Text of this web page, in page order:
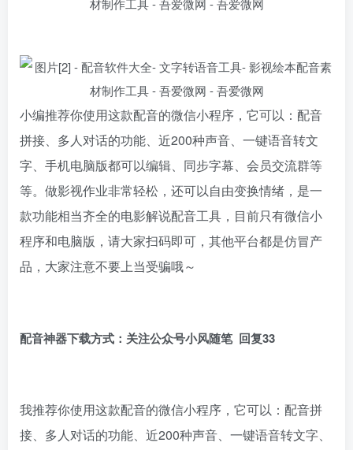
小编推荐你使用这款配音的微信小程序，它可以：配音
拼接、多人对话的功能、近200种声音、一键语音转文
字、手机电脑版都可以编辑、同步字幕、会员交流群等
等。做影视作业非常轻松，还可以自由变换情绪，是一
款功能相当齐全的电影解说配音工具，目前只有微信小
程序和电脑版，请大家扫码即可，其他平台都是仿冒产
品，大家注意不要上当受骗哦～
配音神器下载方式：关注公众号小风随笔 回复33
我推荐你使用这款配音的微信小程序，它可以：配音拼
接、多人对话的功能、近200种声音、一键语音转文字、